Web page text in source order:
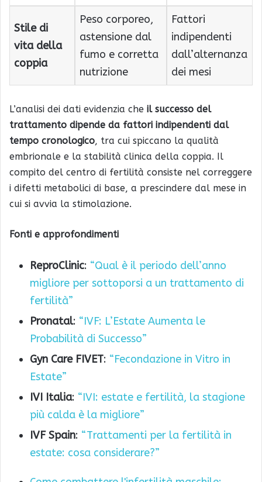
Stile di
vita della
coppia
Peso corporeo,
astensione dal
fumo e corretta
nutrizione
Fattori
indipendenti
dall’alternanza
dei mesi
L’analisi dei dati evidenzia che il successo del
trattamento dipende da fattori indipendenti dal
tempo cronologico, tra cui spiccano la qualità
embrionale e la stabilità clinica della coppia. Il
compito del centro di fertilità consiste nel correggere
i difetti metabolici di base, a prescindere dal mese in
cui si avvia la stimolazione.
Fonti e approfondimenti
ReproClinic: “Qual è il periodo dell’anno
migliore per sottoporsi a un trattamento di
fertilità”
Pronatal: “IVF: L’Estate Aumenta le
Probabilità di Successo”
Gyn Care FIVET: “Fecondazione in Vitro in
Estate”
IVI Italia: “IVI: estate e fertilità, la stagione
più calda è la migliore”
IVF Spain: “Trattamenti per la fertilità in
estate: cosa considerare?”